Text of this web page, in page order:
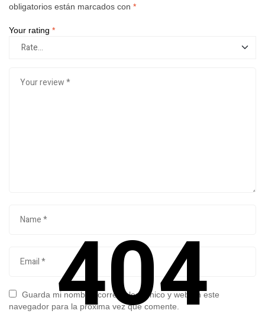
obligatorios están marcados con *
Your rating *
Guarda mi nombre, correo electrónico y web en este
navegador para la próxima vez que comente.
404